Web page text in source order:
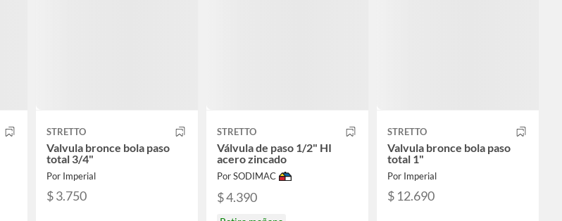
STRETTO
Valvula bronce bola paso
total 3/4"
Por Imperial
$ 3.750
STRETTO
Válvula de paso 1/2" HI
acero zincado
Por SODIMAC
$ 4.390
STRETTO
Valvula bronce bola paso
total 1"
Por Imperial
$ 12.690